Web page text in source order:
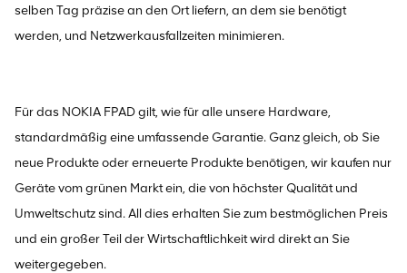
selben Tag präzise an den Ort liefern, an dem sie benötigt
werden, und Netzwerkausfallzeiten minimieren.
Für das NOKIA FPAD gilt, wie für alle unsere Hardware,
standardmäßig eine umfassende Garantie. Ganz gleich, ob Sie
neue Produkte oder erneuerte Produkte benötigen, wir kaufen nur
Geräte vom grünen Markt ein, die von höchster Qualität und
Umweltschutz sind. All dies erhalten Sie zum bestmöglichen Preis
und ein großer Teil der Wirtschaftlichkeit wird direkt an Sie
weitergegeben.